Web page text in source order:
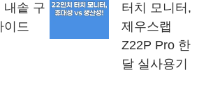
내솥 구
이드
터치 모니터,
제우스랩
Z22P Pro 한
달 실사용기